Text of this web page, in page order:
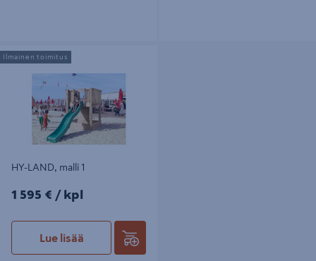
HY-LAND, malli 1
HY-LAND, malli 1
1595€/kpl
1 595 € / kpl
Lue lisää
Ilmainen toimitus